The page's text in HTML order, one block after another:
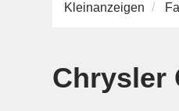
Kleinanzeigen
Chrysler